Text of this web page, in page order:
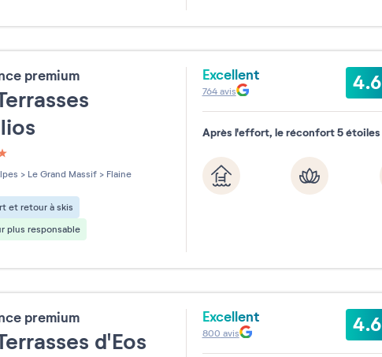
premium
sur 5
> Le Grand Massif > Flaine
et retour à skis
plus responsable
Excellent 4.6
764avis
Après l'effort, le réconfort 5 étoiles
premium
d'Eos
Excellent 4.6
800 avis